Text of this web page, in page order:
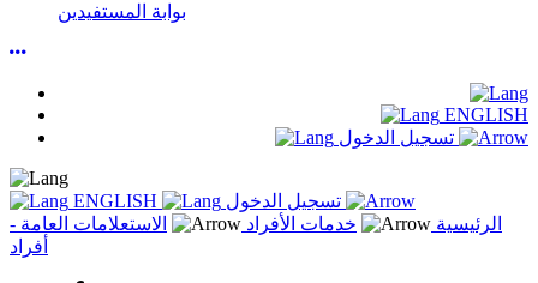
بوابة المستفيدين
ENGLISH
تسجيل الدخول
ENGLISH
تسجيل الدخول
الرئيسية
خدمات الأفراد
الاستعلامات العامة -
أفراد